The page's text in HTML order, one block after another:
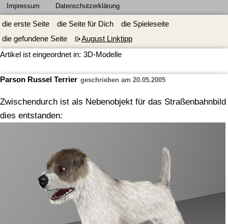
Impressum Datenschutzerklärung
die erste Seite die Seite für Dich
die Spieleseite
die gefundene Seite
August Linktipp
Artikel ist eingeordnet in: 3D-Modelle
Parson Russel Terrier geschrieben am 20.05.2005
Zwischendurch ist als Nebenobjekt für das Straßenbahnbild
dies entstanden: